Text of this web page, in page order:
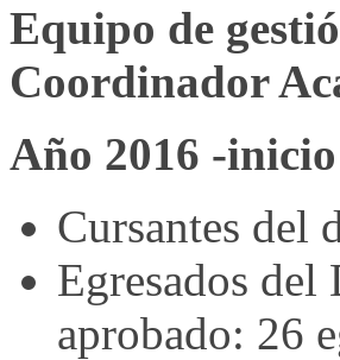
Equipo de
Coordinador
Año 2016 -
Cursantes del
Egresados
aprobado: 26